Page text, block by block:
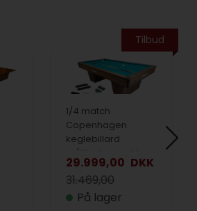
Tilbud
1/4 match
Copenhagen
keglebillard
m/tilbehørspakke
29.999,00 DKK
31.469,00
På lager